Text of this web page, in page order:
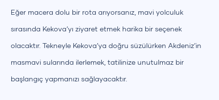
Eğer macera dolu bir rota arıyorsanız, mavi yolculuk
sırasında Kekova’yı ziyaret etmek harika bir seçenek
olacaktır. Tekneyle Kekova’ya doğru süzülürken Akdeniz’in
masmavi sularında ilerlemek, tatilinize unutulmaz bir
başlangıç yapmanızı sağlayacaktır.